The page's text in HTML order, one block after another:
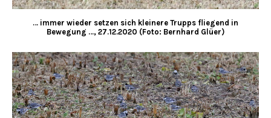
… immer wieder setzen sich kleinere Trupps fliegend in
Bewegung …, 27.12.2020 (Foto: Bernhard Glüer)